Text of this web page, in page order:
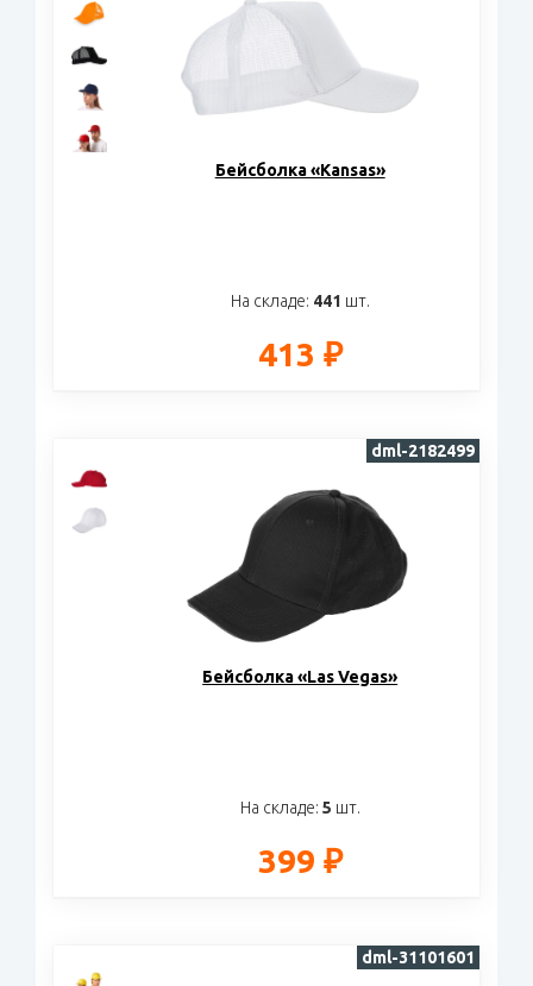
Бейсболка «Kansas»
На складе: 441 шт.
413 ₽
Бейсболка «Las Vegas»
На складе: 5 шт.
399 ₽
dml-2182499
dml-31101601